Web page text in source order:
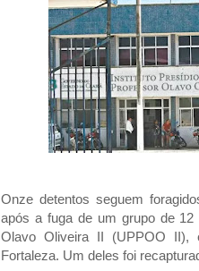
Onze detentos seguem
após a fuga de um grupo de
Olavo Oliveira II (UPPOO II),
Fortaleza. Um deles foi